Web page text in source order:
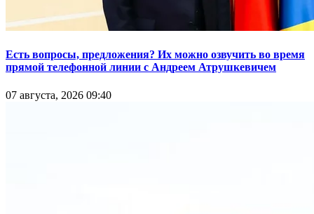
Есть вопросы, предложения? Их можно озвучить во время
прямой телефонной линии с Андреем Атрушкевичем
07 августа, 2026 09:40